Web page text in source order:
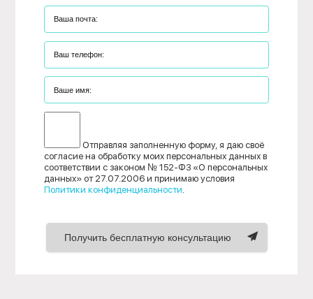
Отправляя заполненную форму, я даю своё
согласие на обработку моих персональных данных в
соответствии с законом № 152-ФЗ «О персональных
данных» от 27.07.2006 и принимаю условия
Политики конфиденциальности
Получить бесплатную консультацию